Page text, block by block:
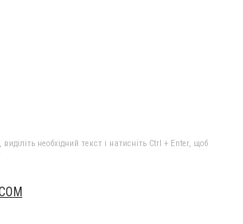
необхідний текст і натисніть Ctrl + Enter, щоб